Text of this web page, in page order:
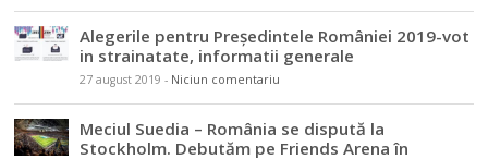
Alegerile pentru Președintele României 2019-vot
in strainatate, informatii generale
27 august 2019 - Niciun comentariu
Meciul Suedia – România se dispută la
Stockholm. Debutăm pe Friends Arena în